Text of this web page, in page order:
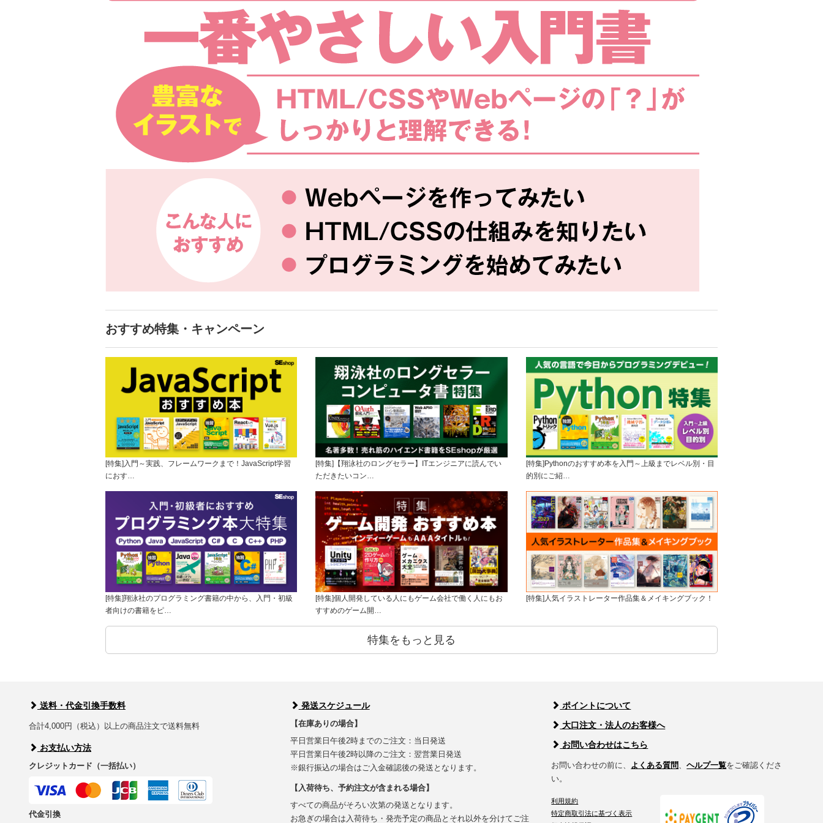
おすすめ特集・キャンペーン
[特集]入門～実践、フレームワークまで！JavaScript学習
におす…
[特集]【翔泳社のロングセラー】ITエンジニアに読んでい
ただきたいコン…
[特集]Pythonのおすすめ本を入門～上級までレベル別・目
的別にご紹…
[特集]翔泳社のプログラミング書籍の中から、入門・初級
者向けの書籍をピ…
[特集]個人開発している人にもゲーム会社で働く人にもお
すすめのゲーム開…
[特集]人気イラストレーター作品集＆メイキングブック！
特集をもっと見る
送料・代金引換手数料
合計4,000円（税込）以上の商品注文で送料無料
お支払い方法
クレジットカード（一括払い）
代金引換
発送スケジュール
【在庫ありの場合】
平日営業日午後2時までのご注文：当日発送
平日営業日午後2時以降のご注文：翌営業日発送
※銀行振込の場合はご入金確認後の発送となります。
【入荷待ち、予約注文が含まれる場合】
すべての商品がそろい次第の発送となります。
お急ぎの場合は入荷待ち・発売予定の商品とそれ以外を分けてご注
ポイントについて
大口注文・法人のお客様へ
お問い合わせはこちら
お問い合わせの前に、 よくある質問 、ヘルプ一覧をご確認くださ
い。
利用規約
特定商取引法に基づく表示